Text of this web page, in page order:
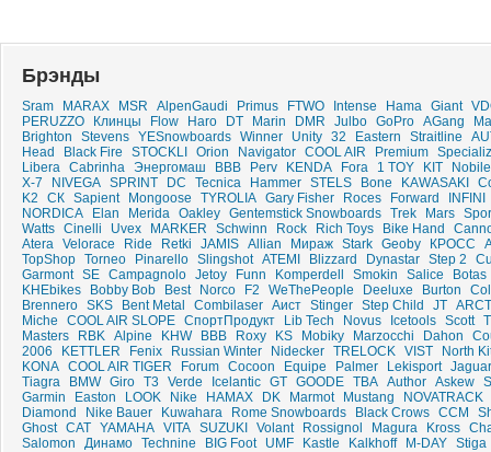
Брэнды
Sram MARAX MSR AlpenGaudi Primus FTWO Intense Hama Giant
PERUZZO
Клинцы Flow Haro DT Marin DMR Julbo GoPro AGang
Brighton
Stevens YESnowboards Winner Unity 32 Eastern Straitline
Head
Black Fire STOCKLI Orion Navigator COOL AIR Premium
Libera Cabrinha Энергомаш BBB Perv KENDA Fora 1 TOY KIT
Nobile
X-7
NIVEGA SPRINT DC Tecnica Hammer STELS Bone KAWASAKI
K2
СК Sapient Mongoose TYROLIA Gary Fisher Roces Forward
INFINI
NORDICA
Elan Merida Oakley Gentemstick Snowboards Trek Mars
Watts Cinelli Uvex MARKER Schwinn Rock Rich Toys Bike Hand
Atera Velorace Ride Retki JAMIS Allian Мираж Stark Geoby КРОСС
TopShop Torneo Pinarello Slingshot ATEMI Blizzard Dynastar Step 2
Garmont SE Campagnolo Jetoy Funn Komperdell Smokin Salice
Botas
KHEbikes
Bobby Bob Best Norco F2 WeThePeople Deeluxe Burton
Brennero SKS Bent Metal Combilaser Аист Stinger Step Child JT
Miche
COOL AIR SLOPE СпортПродукт Lib Tech Novus Icetools Scott
Masters
RBK Alpine KHW ВВВ Roxy KS Mobiky Marzocchi Dahon
2006
KETTLER Fenix Russian Winter Nidecker TRELOCK VIST
North
KONA COOL AIR TIGER Forum Cocoon Equipe Palmer Lekisport Jaguar
Tiagra
BMW Giro T3 Verde Icelantic GT GOODE TBA Author Askew
Garmin
Easton LOOK Nike HAMAX DK Marmot Mustang
NOVATRACK
Diamond
Nike Bauer Kuwahara Rome Snowboards Black Crows CCM
Ghost CAT YAMAHA VITA SUZUKI Volant Rossignol Magura Kross
Salomon
Динамо Technine BIG Foot UMF Kastle Kalkhoff M-DAY Stiga